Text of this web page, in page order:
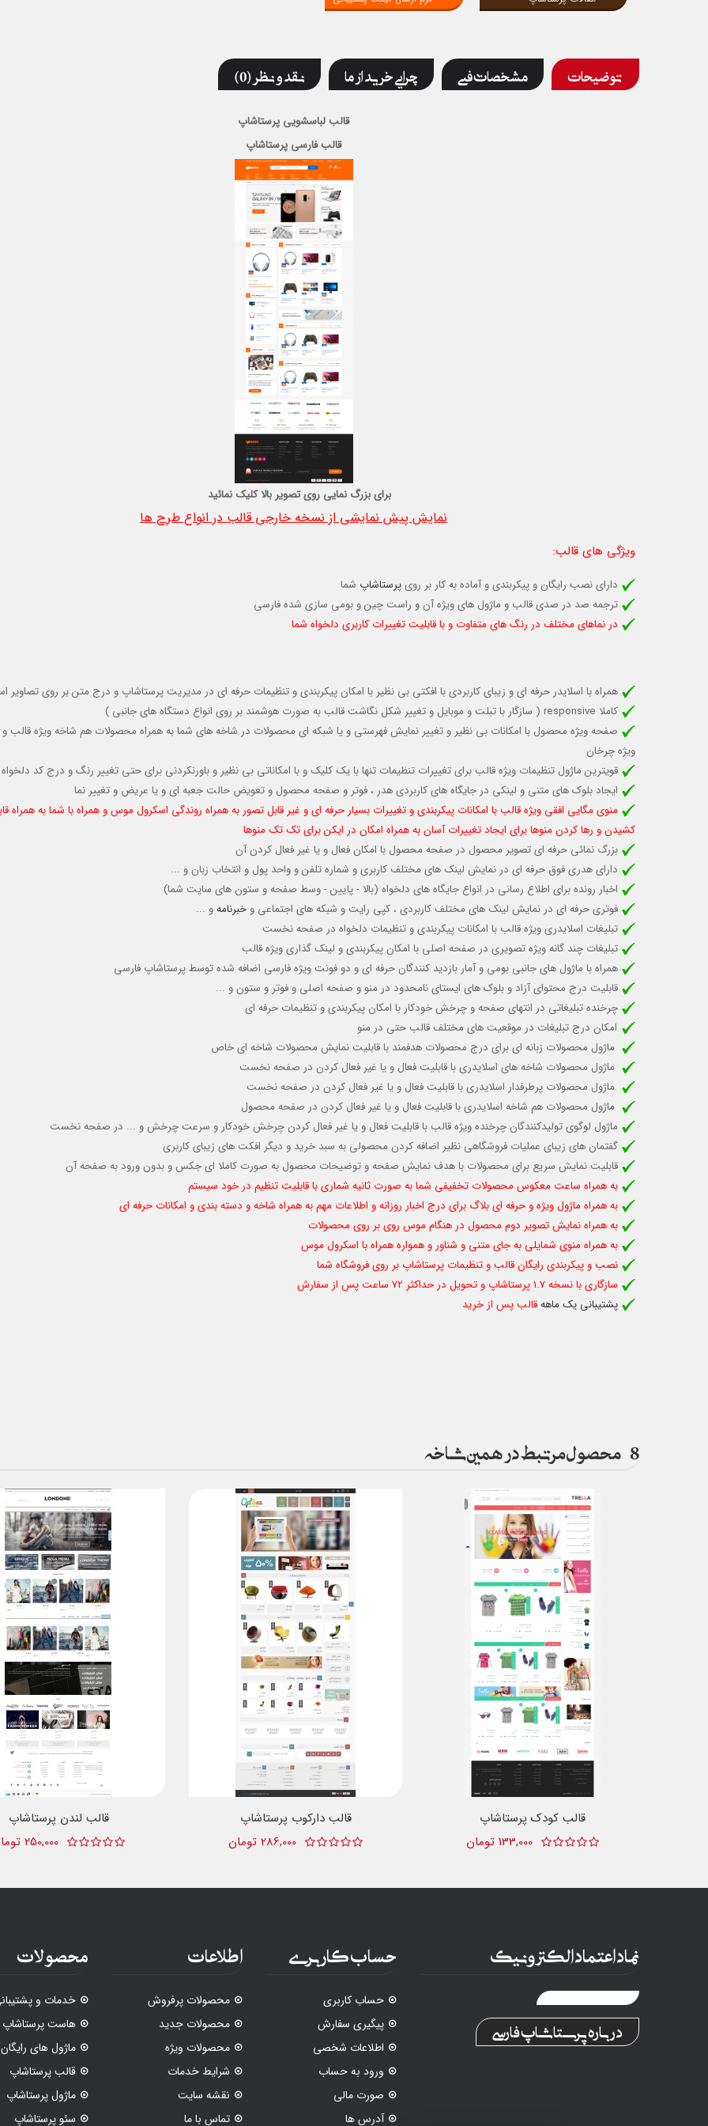
توضیحات مشخصات فنی چرایی خرید از ما نقد و نظر (0)
قالب لباسشویی پرستاشاپ
قالب فارسی پرستاشاپ
برای بزرگ نمایی روی تصویر بالا کلیک نمائید
نمایش پیش نمایشی از نسخه خارجی قالب در انواع طرح ها
ویژگی های قالب:
دارای نصب رایگان و پیکربندی و آماده به کار بر رویپرستاشاپ شما
ترجمه صد در صدی قالب و ماژول های ویژه آن و راست چین و بومی سازی شده فارسی
در نماهای مختلف در رنگ های متفاوت و با قابلیت تغييرات كاربری دلخواه شما
همراه با اسلایدر حرفه ای و زیبای کاربردی با افکتی بی نظیر با امکان پیکربندی و تنظیمات حرفه ای در مدیریت پرستاشاپ و درج متن بر روی تصاویر
کاملا responsive (
سازگار با تبلت و موبایل و تغییر شکل نگاشت قالب به صورت هوشمند بر روی انواع دستگاه های جانبی )
صفحه ویژه محصول با امکانات بی نظیر و تغییر نمایش فهرستی و یا شبکه ای محصولات در شاخه های شما به همراه محصولات هم شاخه ویژه قالب
ویژه چرخان
قویترین ماژول تنظیمات ویژه قالب برای تغییرات تنظیمات تنها با یک کلیک و با امکاناتی بی نظیر و باورنکردنی برای حتی تغییر رنگ و درج کد دلخواه
ایجاد بلوک های متنی و لینکی در جایگاه های کاربردی هدر ، فوتر و صفحه محصول و تعویض حالت جعبه ای و یا عریض و تغییر نما
منوی مگایی افقی ویژه قالب با امکانات پیکربندی و تغییرات بسیار حرفه ای و غیر قابل تصور به همراه روندگی اسکرول موس و همراه با شما به همراه
کشیدن و رها کردن منوها برای ایجاد تغییرات آسان به همراه امکان در ایکن برای تک تک منوها
بزرگ نمائی حرفه ای تصویر محصول در صفحه محصول با امکان فعال و یا غیر فعال کردن آن
دارای هدری فوق حرفه ای در نمایش لینک های مختلف کاربری و شماره تلفن و واحد پول و انتخاب زبان و ...
اخبار رونده برای اطلاع رسانی در انواع جایگاه های دلخواه (بالا - پایین - وسط صفحه و ستون های سایت شما)
فوتری حرفه ای در نمایش لینک های مختلف کاربردی ، کپی رایت و شبکه های اجتماعی و خبرنامهو ...
تبلیغات اسلایدری ویژه قالب با امکانات پیکربندی و تنظیمات دلخواه در صفحه نخست
تبلیغات چند گانه ویژه تصویری در صفحه اصلی با امکان پیکربندی و لینک گذاری ویژه قالب
همراه با ماژول های جانبی بومی و آمار بازدید کنندگان حرفه ای و دو فونت ویژه فارسی اضافه شده توسط پرستاشاپ فارسی
قابلیت درج محتوای آزاد و بلوک های ایستای نامحدود در منو و صفحه اصلی و فوتر و ستون و ...
چرخنده تبلیغاتی در انتهای صفحه و چرخش خودکار با امکان پیکربندی و تنظیمات حرفه ای
امکان درج تبلیغات در موقعیت های مختلف قالب حتی در منو
ماژول محصولات زبانه ای برای درج محصولات هدفمند با قابلیت نمایش محصولات شاخه ای خاص
ماژول محصولات شاخه های اسلایدری با قابلیت فعال و یا غیر فعال کردن در صفحه نخست
ماژول محصولات پرطرفدار اسلایدری با قابلیت فعال و یا غیر فعال کردن در صفحه نخست
ماژول محصولات هم شاخه اسلایدری با قابلیت فعال و یا غیر فعال کردن در صفحه محصول
ماژول لوگوی تولیدکنندگان چرخنده ویژه قالب با قابلیت فعال و یا غیر فعال کردن چرخش خودکار و سرعت چرخش و ... در صفحه نخست
گفتمان های زیبای عملیات فروشگاهی نظیر اضافه کردن محصولی به سبد خرید و دیگر افکت های زیبای کاربری
قابلیت نمایش سریع برای محصولات با هدف نمایش صفحه و توضیحات محصول به صورت کاملا ای جکس و بدون ورود به صفحه آن
به همراه ساعت معکوس محصولات تخفیفی شما به صورت ثانیه شماری با قابلیت تنظیم در خود سیستم
به همراه ماژول ویژه و حرفه ای بلاگ برای درج اخبار روزانه و اطلاعات مهم به همراه شاخه و دسته بندی و امکانات حرفه ای
به همراه نمایش تصویر دوم محصول در هنگام موس روی بر روی محصولات
به همراه منوی شمایلی به جای متنی و شناور و همواره همراه با اسکرول موس
نصب و پیکربندی رایگان قالب و تنظیمات پرستاشاپ بر روی فروشگاه شما
سازگاری با نسخه 1.7 پرستاشاپ و تحویل در حداکثر 72 ساعت پس از سفارش
پشتیبانی یک ماههقالب پس از خرید
8 محصول مرتبط در همین شاخه
قالب لندن پرستاشاپ
250,000 تومان
قالب دارکوب پرستاشاپ
286,000 تومان
قالب کودک پرستاشاپ
133,000 تومان
نماد اعتماد الکترونیک
درباره پرستاشاپ فارسی
حساب کاربری
حساب کاربری
پیگیری سفارش
اطلاعات شخصی
ورود به حساب
صورت مالی
آدرس ها
اطلاعات
محصولات پرفروش
محصولات جدید
محصولات ویژه
شرایط خدمات
نقشه سایت
تماس با ما
محصولات
خدمات و
هاست پرستاشاپ
ماژول های رایگان
قالب پرستاشاپ
ماژول پرستاشاپ
سئو پرستاشاپ